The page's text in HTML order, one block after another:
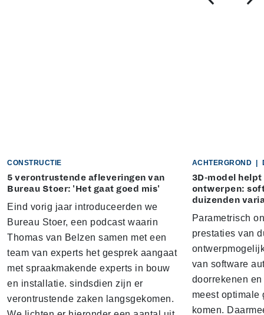
CONSTRUCTIE
5 verontrustende afleveringen van
Bureau Stoer: 'Het gaat goed mis'
Eind vorig jaar introduceerden we
Bureau Stoer, een podcast waarin
Thomas van Belzen samen met een
team van experts het gesprek aangaat
met spraakmakende experts in bouw
en installatie. sindsdien zijn er
verontrustende zaken langsgekomen.
ACHTERGROND |
3D-model
ontwerpen:
duizenden
Parametrisch
prestaties van
van software
doorrekenen
meest optimale
komen.